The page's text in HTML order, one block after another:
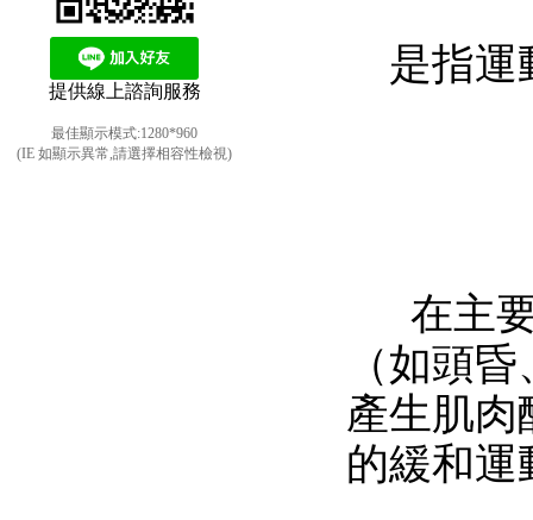
提供線上諮詢服務
最佳顯示模式:1280*960
(IE 如顯示異常,請選擇相容性檢視)
是指運
在主
（如頭
產生肌肉
的緩和運